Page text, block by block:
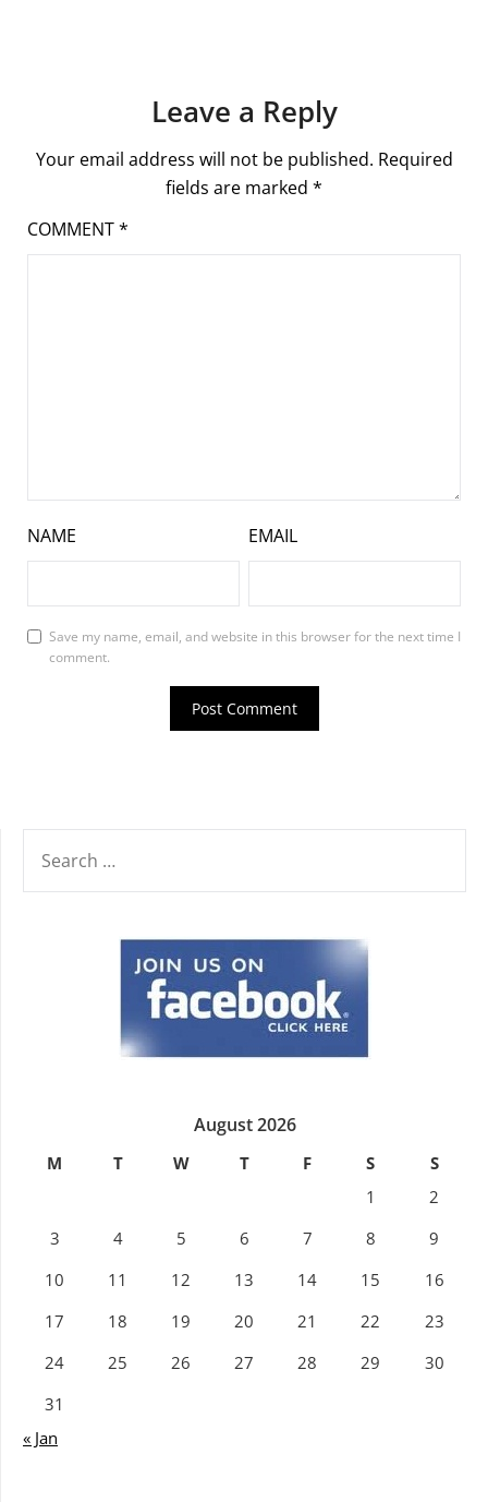
Leave a Reply
Your email address will not be published. Required
fields are marked *
COMMENT*
NAME EMAIL
Save my name, email, and website in this browser for the next time I
comment.
FOR:
August 2026
M T W T F S
S
1
2
3
4 5 6 7 8
9
10
11 12 13 14 15
16
17
18 19 20 21 22
23
24
25 26 27 28 29
30
31
« Jan